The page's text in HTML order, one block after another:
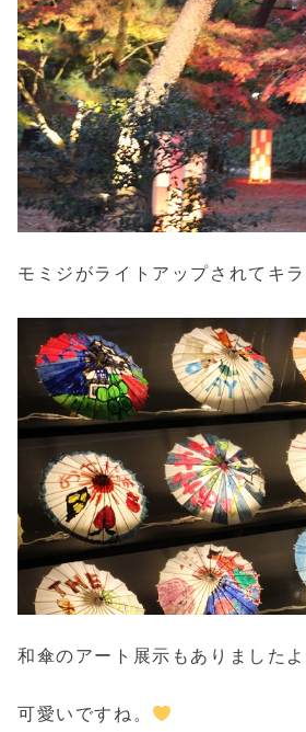
モミジがライトアップされてキ
和傘のアート展示もありましたよ
可愛いですね。